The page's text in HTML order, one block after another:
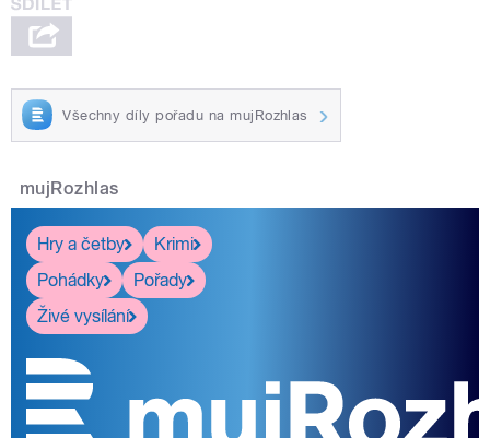
Všechny díly pořadu na mujRozhlas
mujRozhlas
Hry a četby
Krimi
Pohádky
Pořady
Živé vysílání